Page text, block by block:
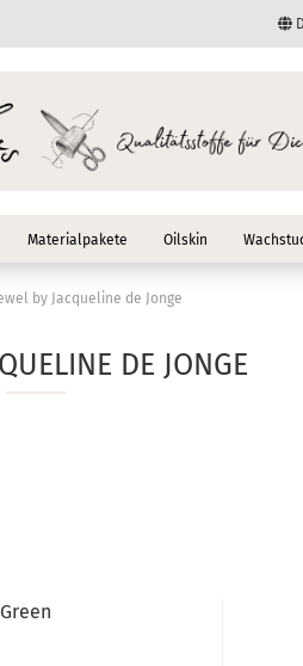
E-Mail
Passwort
Konto erstellen
Materialpakete Oilskin
by Jacqueline de Jonge
DE JONGE